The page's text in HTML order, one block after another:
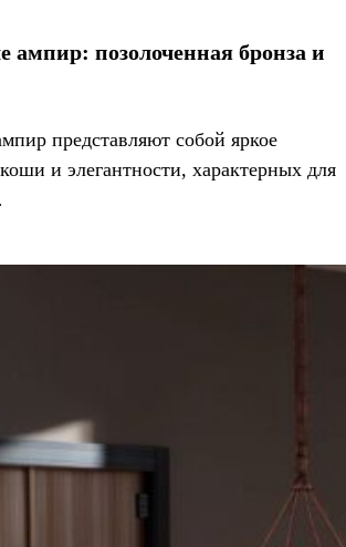
ампир: позолоченная бронза и
представляют собой яркое
и элегантности, характерных для